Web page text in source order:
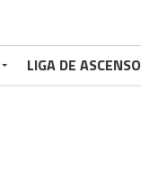
LIGA DE ASCENSO